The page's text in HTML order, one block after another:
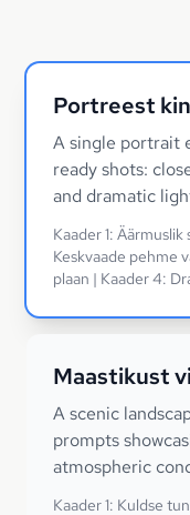
Portreest
A single portrait
ready shots:
and dramatic
Kaader 1:
Keskvaade pehme
plaan | Kaader 4:
Maastikust
A scenic
prompts
atmospheric
Kaader 1: Kuldse